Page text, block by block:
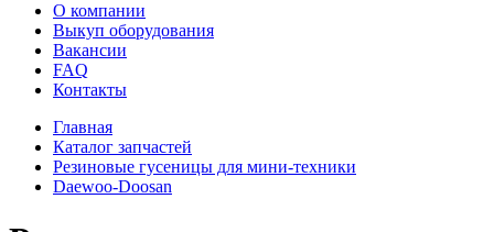
О компании
Выкуп оборудования
Вакансии
FAQ
Контакты
Главная
Каталог запчастей
Резиновые гусеницы для мини-техники
Daewoo-Doosan